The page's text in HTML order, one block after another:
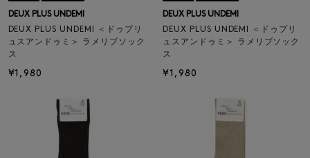
DEUX PLUS UNDEMI
DEUX PLUS UNDEMI ＜ドゥプリ
ュスアンドゥミ＞ ラメリブソック
ス
¥1,980
DEUX PLUS UNDEMI
DEUX PLUS UNDEMI ＜ドゥプリ
ュスアンドゥミ＞ ラメリブソック
ス
¥1,980